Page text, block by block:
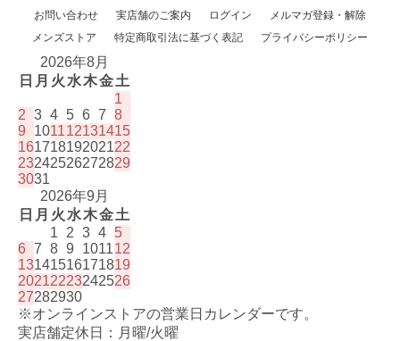
お問い合わせ 実店舗のご案内 ログイン
メルマガ登録・解除
メンズストア
特定商取引法に基づく表記 プライバシーポリシー
2026年8月
日 月 火 水木金土
1
2 3 4 5 6 7 8
9
101112131415
16171819202122
23242526272829
3031
2026年9月
日 月 火 水木金土
1
2 3 4 5
6 7 8 9 101112
13141516171819
20212223242526
27282930
※オンラインストアの営業日カレンダーです。
実店舗定休日：月曜/火曜